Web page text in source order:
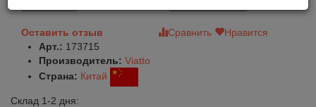
Оставить отзыв Сравнить
Нравится
Арт.: 173715
Производитель: Viatto
Страна: Китай
Склад 1-2 дня: